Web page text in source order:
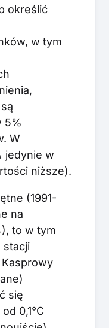
określić
w tym
5%
W
jedynie w
niższe).
(1991-
na
to w tym
stacji
się
0,1°C